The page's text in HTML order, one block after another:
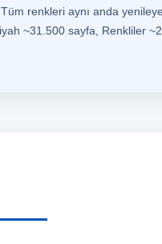
renkleri aynı anda
~31.500 sayfa, Renkliler